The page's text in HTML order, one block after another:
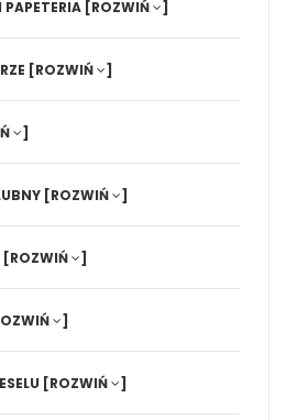
PAPETERIA [ROZWIŃ ]
[ROZWIŃ ]
]
[ROZWIŃ ]
[ROZWIŃ ]
]
[ROZWIŃ ]